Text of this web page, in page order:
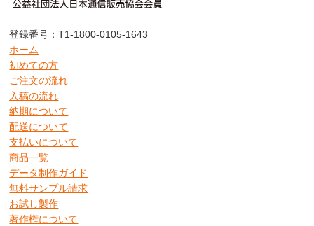
登録番号：T1-1800-0105-1643
ホーム
初めての方
ご注文の流れ
入稿の流れ
納期について
配送について
支払いについて
商品一覧
データ制作ガイド
無料サンプル請求
お試し製作
著作権について